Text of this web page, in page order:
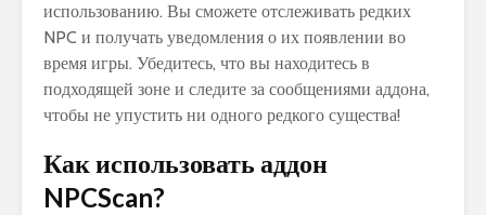
использованию. Вы сможете отслеживать редких
NPC и получать уведомления о их появлении во
время игры. Убедитесь, что вы находитесь в
подходящей зоне и следите за сообщениями аддона,
чтобы не упустить ни одного редкого существа!
Как использовать аддон
NPCScan?